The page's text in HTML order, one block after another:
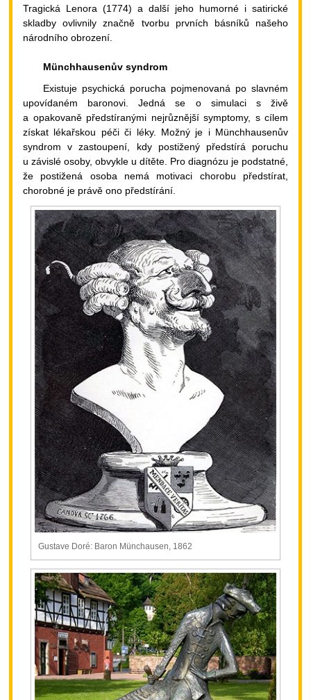
Tragická Lenora (1774) a další jeho humorné i satirické
skladby ovlivnily značně tvorbu prvních básníků našeho
národního obrození.
Münchhausenův syndrom
Existuje psychická porucha pojmenovaná po slavném
upovídaném baronovi. Jedná se o simulaci s živě
a opakovaně předstíranými nejrůznější symptomy, s cílem
získat lékařskou péči či léky. Možný je i Münchhausenův
syndrom v zastoupení, kdy postižený předstírá poruchu
u závislé osoby, obvykle u dítěte. Pro diagnózu je podstatné,
že postižená osoba nemá motivaci chorobu předstírat,
chorobné je právě ono předstírání.
Gustave Doré: Baron Münchausen, 1862